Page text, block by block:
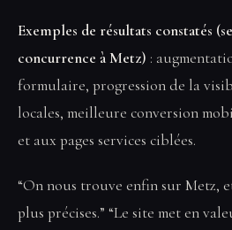
Exemples de résultats constatés
concurrence à Metz) :
formulaire, progression de la
locales, meilleure conversion
et aux pages services ciblées.
“On nous trouve enfin sur Metz,
plus précises.” “Le site met en